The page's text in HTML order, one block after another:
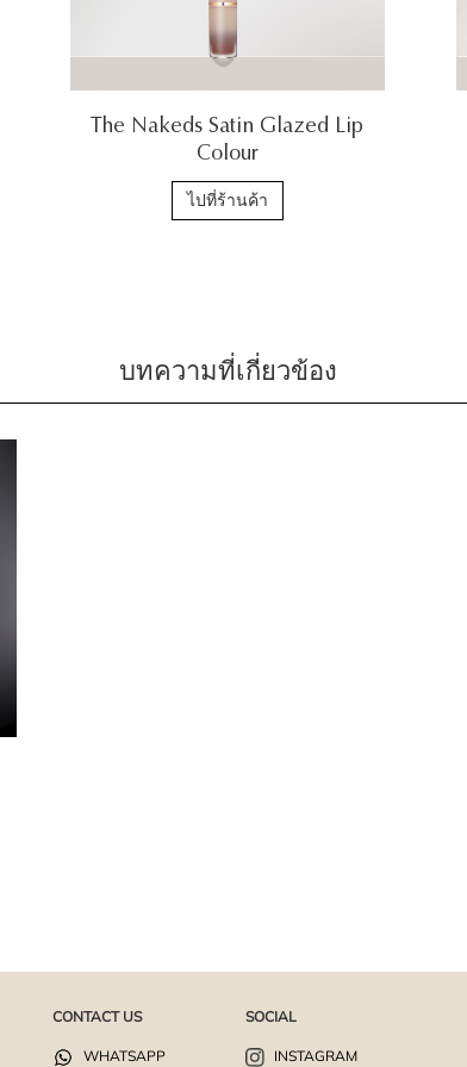
The Nakeds Satin Glazed Lip
Colour
ไปที่ร้านค้า
บทความที่เกี่ยวข้อง
CONTACT US
WHATSAPP
SOCIAL
INSTAGRAM